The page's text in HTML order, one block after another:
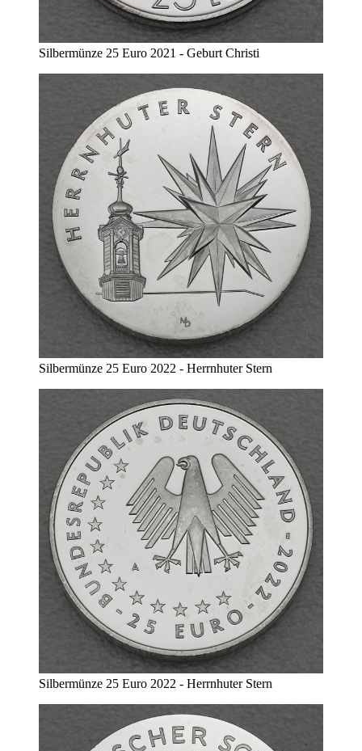
Silbermünze 25 Euro 2021 - Geburt Christi
Silbermünze 25 Euro 2022 - Herrnhuter Stern
Silbermünze 25 Euro 2022 - Herrnhuter Stern